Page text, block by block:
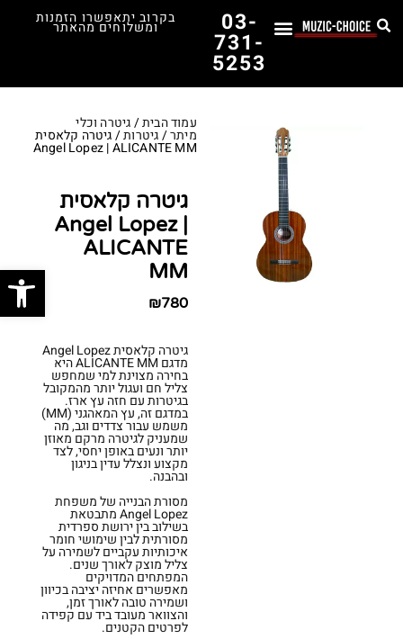
03-
731-
5253
בקרוב יתאפשרו הזמנות
ומשלוחים מהאתר
עמוד הבית/גיטרה וכלי
מיתר/גיטרות/ גיטרה קלאסית
Angel Lopez | ALICANTE MM
גיטרה קלאסית
Angel Lopez |
ALICANTE
MM
₪780
גיטרה קלאסית Angel Lopez
מדגם ALICANTE MM היא
בחירה מצוינת למי שמחפש
צליל חם ועגול יותר מהמקובל
בגיטרות עם חזה עץ ארז.
במדגם זה, עץ המאהגני (MM)
משמש עבור צדדים וגב, מה
שמעניק לגיטרה מרקם מאוזן
יותר ונעים באופן יחסי, לצד
מקצוע ונצלל עדין בניגון
ובהבנה.
מסורת הבנייה של משפחת
Angel Lopez מתבטאת
בשילוב בין ירושת ספרדית
מסורתית לבין שימושי חומר
איכותיות עקביים לשמירה על
צליל מוצק לאורך שנים.
המפתחים המדויקים
מאפשרים אחיזה יציבה בכיוון
ושמירה טובה לאורך זמן,
והצוואר מעובד ביד עם קפידה
לפרטים הקטנים.
פתח